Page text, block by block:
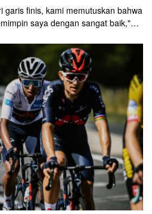
garis finis, kami memutuskan bahwa
saya dengan sangat baik,"